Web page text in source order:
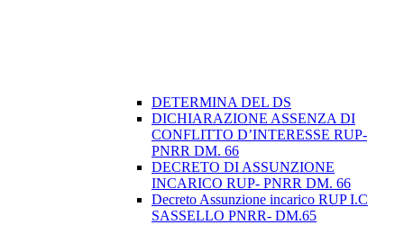
DETERMINA DEL DS
DICHIARAZIONE ASSENZA DI
CONFLITTO D’INTERESSE RUP-
PNRR DM. 66
DECRETO DI ASSUNZIONE
INCARICO RUP- PNRR DM. 66
Decreto Assunzione incarico RUP I.C
SASSELLO PNRR- DM.65